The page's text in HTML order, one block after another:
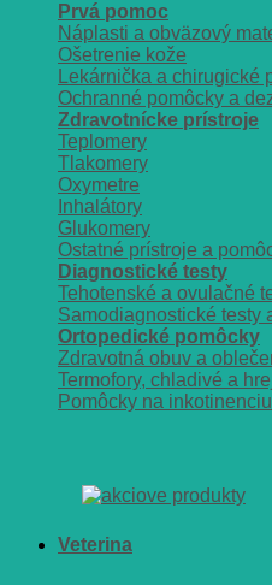
Prvá pomoc
Náplasti a obväzový
Ošetrenie kože
Lekárnička a chirugické
Ochranné pomôcky a
Zdravotnícke prístroje
Teplomery
Tlakomery
Oxymetre
Inhalátory
Glukomery
Ostatné prístroje a
Diagnostické testy
Tehotenské a ovulačné
Samodiagnostické testy
Ortopedické pomôcky
Zdravotná obuv a
Termofory, chladivé a
Pomôcky na inkotinenciu
Veterina